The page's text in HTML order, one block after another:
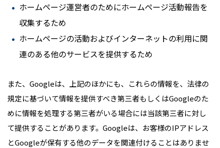
ホームページ運営者のためにホームページ活動報告を
収集するため
ホームページの活動およびインターネットの利用に関
連のある他のサービスを提供するため
また、Googleは、上記のほかにも、これらの情報を、法律の
規定に基づいて情報を提供すべき第三者もしくはGoogleのた
めに情報を処理する第三者がいる場合には当該第三者に対し
て提供することがあります。Googleは、お客様のIPアドレス
とGoogleが保有する他のデータを関連付けることはありませ